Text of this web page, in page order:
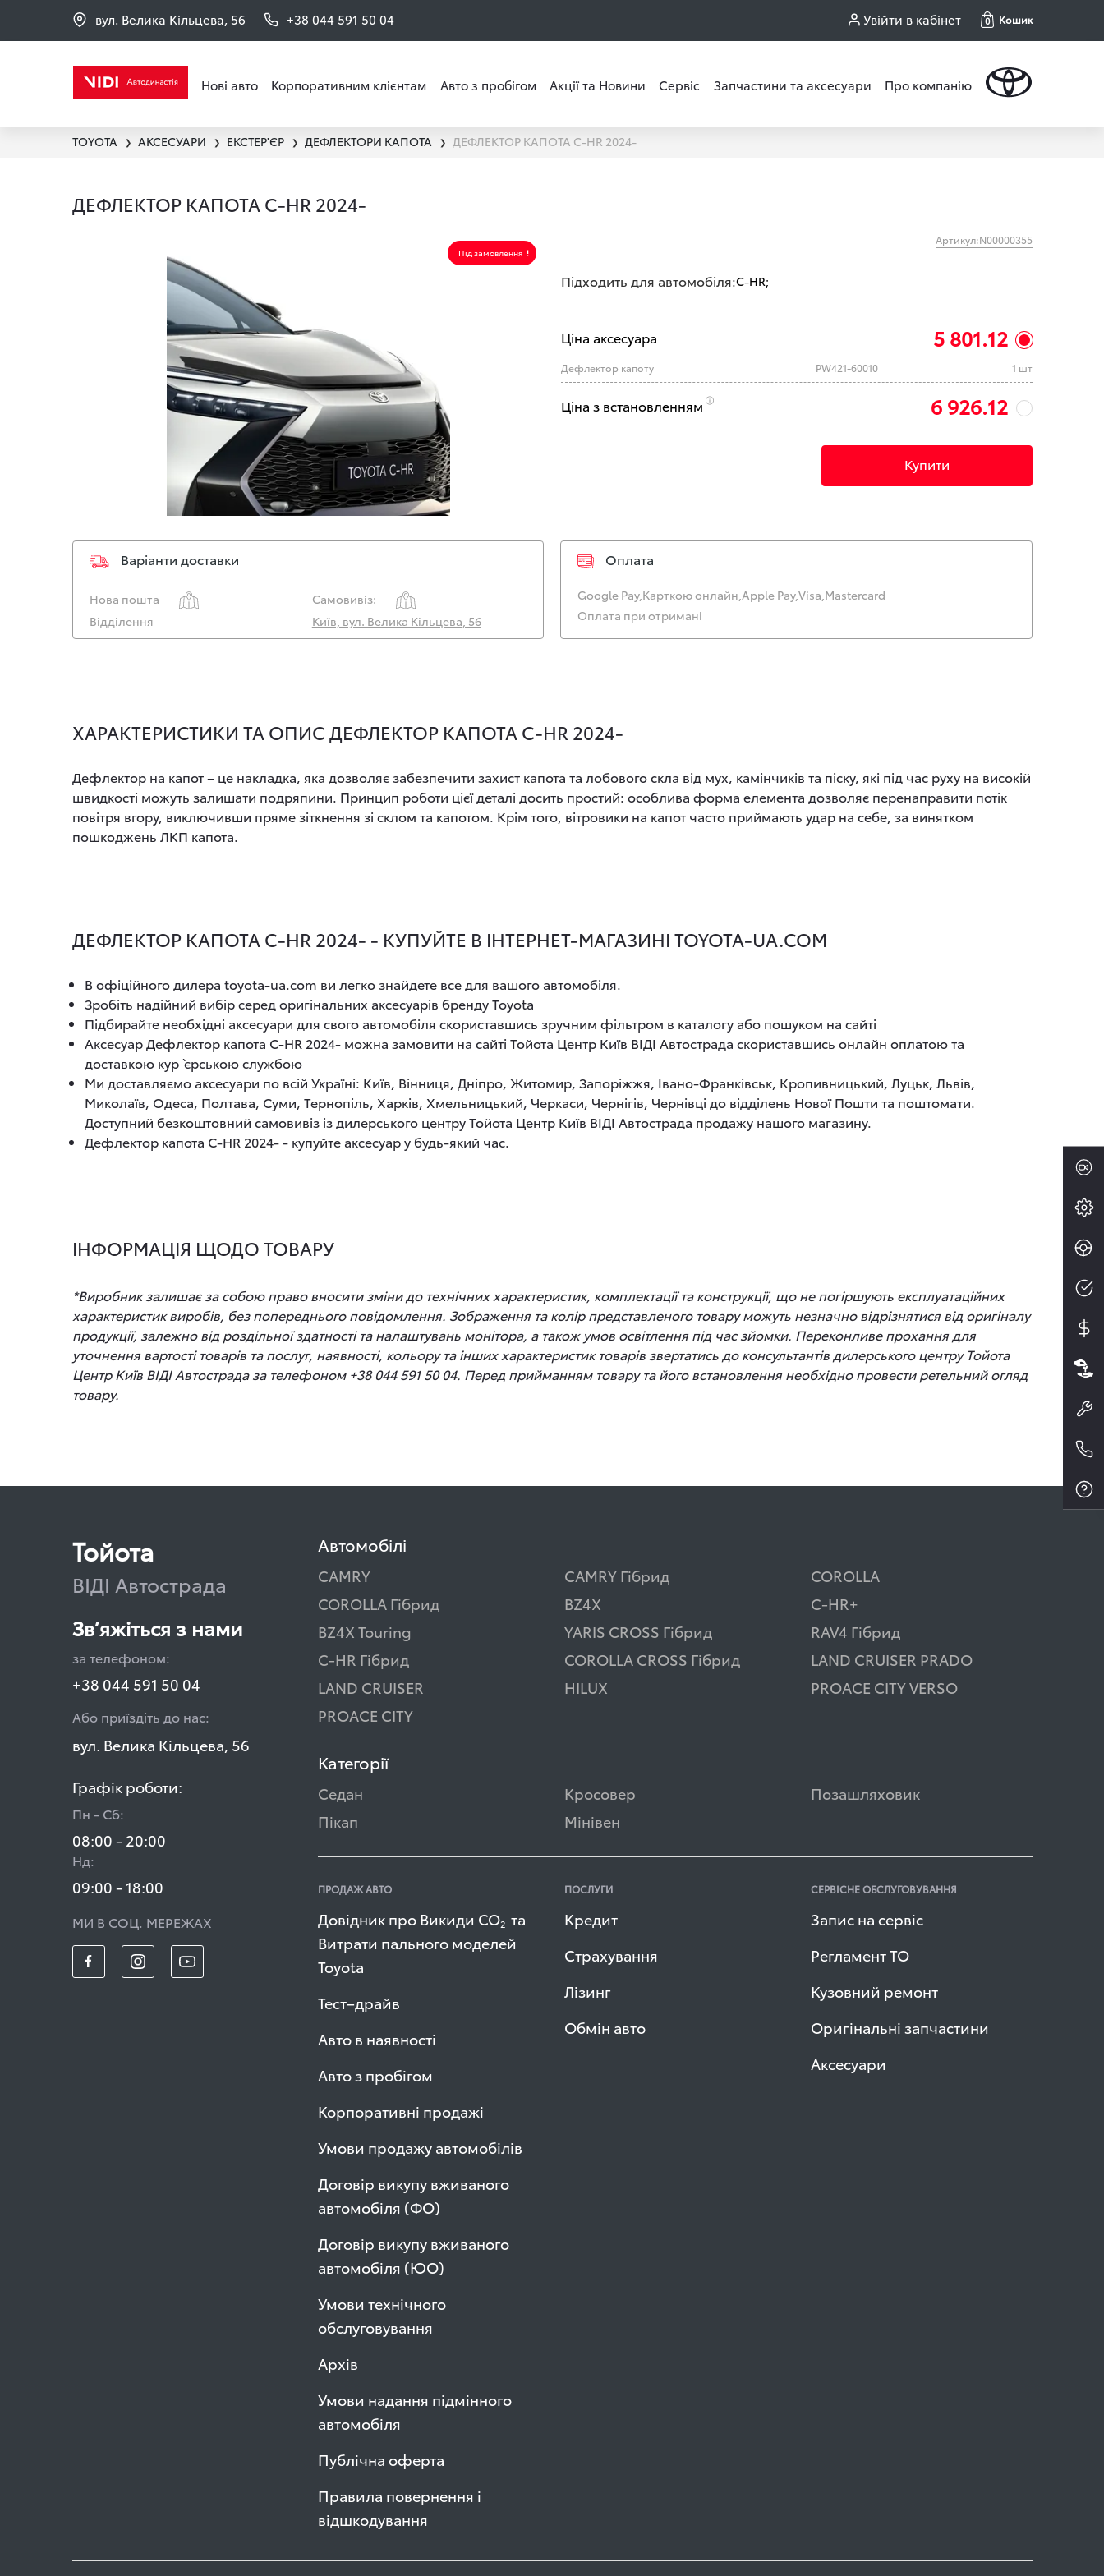
вул. Велика Кільцева, 56 +38 044 591 50 04 Увійти в кабінет 0 Кошик
Нові авто Корпоративним клієнтам Авто з пробігом Акції та Новини Сервіс Запчастини та аксесуари Про компанію
TOYOTA ❯ АКСЕСУАРИ ❯ ЕКСТЕР'ЄР ❯ ДЕФЛЕКТОРИ КАПОТА ❯ ДЕФЛЕКТОР КАПОТА C-HR 2024-
ДЕФЛЕКТОР КАПОТА C-HR 2024-
Під замовлення
Артикул:N00000355
Підходить для автомобіля:C-HR;
Ціна аксесуара 5 801.12
Дефлектор капоту PW421-60010 1 шт
Ціна з встановленням 6 926.12
Купити
Варіанти доставки
Нова пошта
Самовивіз:
Відділення
Київ, вул. Велика Кільцева, 56
Оплата
Google Pay,Карткою онлайн,Apple Pay,Visa,Mastercard
Оплата при отримані
ХАРАКТЕРИСТИКИ ТА ОПИС ДЕФЛЕКТОР КАПОТА C-HR 2024-
Дефлектор на капот – це накладка, яка дозволяє забезпечити захист капота та лобового скла від мух, камінчиків та піску, які під час руху на високій
швидкості можуть залишати подряпини. Принцип роботи цієї деталі досить простий: особлива форма елемента дозволяє перенаправити потік
повітря вгору, виключивши пряме зіткнення зі склом та капотом. Крім того, вітровики на капот часто приймають удар на себе, за винятком
пошкоджень ЛКП капота.
ДЕФЛЕКТОР КАПОТА C-HR 2024- - КУПУЙТЕ В ІНТЕРНЕТ-МАГАЗИНІ TOYOTA-UA.COM
В офіційного дилера toyota-ua.com ви легко знайдете все для вашого автомобіля.
Зробіть надійний вибір серед оригінальних аксесуарів бренду Toyota
Підбирайте необхідні аксесуари для свого автомобіля скориставшись зручним фільтром в каталогу або пошуком на сайті
Аксесуар Дефлектор капота C-HR 2024- можна замовити на сайті Тойота Центр Київ ВІДІ Автострада скориставшись онлайн оплатою та
доставкою кур`єрською службою
Ми доставляємо аксесуари по всій Україні: Київ, Вінниця, Дніпро, Житомир, Запоріжжя, Івано-Франківськ, Кропивницький, Луцьк, Львів,
Миколаїв, Одеса, Полтава, Суми, Тернопіль, Харків, Хмельницький, Черкаси, Чернігів, Чернівці до відділень Нової Пошти та поштомати.
Доступний безкоштовний самовивіз із дилерського центру Тойота Центр Київ ВІДІ Автострада продажу нашого магазину.
Дефлектор капота C-HR 2024- - купуйте аксесуар у будь-який час.
ІНФОРМАЦІЯ ЩОДО ТОВАРУ
*Виробник залишає за собою право вносити зміни до технічних характеристик, комплектації та конструкції, що не погіршують експлуатаційних
характеристик виробів, без попереднього повідомлення. Зображення та колір представленого товару можуть незначно відрізнятися від оригіналу
продукції, залежно від роздільної здатності та налаштувань монітора, а також умов освітлення під час зйомки. Переконливе прохання для
уточнення вартості товарів та послуг, наявності, кольору та інших характеристик товарів звертатись до консультантів дилерського центру Тойота
Центр Київ ВІДІ Автострада за телефоном +38 044 591 50 04. Перед прийманням товару та його встановлення необхідно провести ретельний огляд
товару.
Тойота
ВІДІ Автострада
Зв’яжіться з нами
за телефоном:
+38 044 591 50 04
Або приїздіть до нас:
вул. Велика Кільцева, 56
Графік роботи:
Пн - Сб:
08:00 - 20:00
Нд:
09:00 - 18:00
МИ В СОЦ. МЕРЕЖАХ
Автомобілі
CAMRY CAMRY Гібрид
COROLLA
COROLLA Гібрид
BZ4X
C-HR+
BZ4X Touring
YARIS CROSS Гібрид
RAV4 Гібрид
C-HR Гібрид
COROLLA CROSS Гібрид
LAND CRUISER PRADO
LAND CRUISER
HILUX
PROACE CITY VERSO
PROACE CITY
Категорії
Седан Кросовер
Позашляховик
Пікап
Мінівен
ПРОДАЖ АВТО
Довідник про Викиди СО2 та
Витрати пального моделей
Toyota
Тест–драйв
Авто в наявності
Авто з пробігом
Корпоративні продажі
Умови продажу автомобілів
Договір викупу вживаного
автомобіля (ФО)
Договір викупу вживаного
автомобіля (ЮО)
Умови технічного
обслуговування
Архів
Умови надання підмінного
автомобіля
Публічна оферта
Правила повернення і
відшкодування
ПОСЛУГИ
Кредит
Страхування
Лізинг
Обмін авто
СЕРВІСНЕ ОБСЛУГОВУВАННЯ
Запис на сервіс
Регламент ТО
Кузовний ремонт
Оригінальні запчастини
Аксесуари